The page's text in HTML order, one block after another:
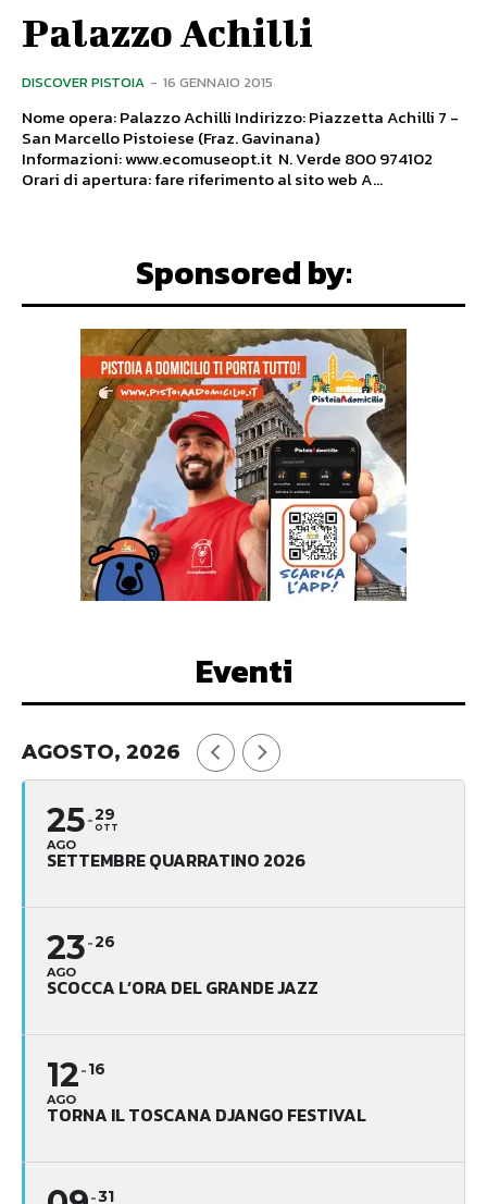
Palazzo Achilli
DISCOVER PISTOIA - 16 GENNAIO 2015
Nome opera: Palazzo Achilli Indirizzo: Piazzetta Achilli 7 -
San Marcello Pistoiese (Fraz. Gavinana)
Informazioni: www.ecomuseopt.it N. Verde 800 974102
Orari di apertura: fare riferimento al sito web A...
Sponsored by:
Eventi
AGOSTO, 2026
25
AGO
29
OTT
SETTEMBRE QUARRATINO 2026
23
AGO
26
SCOCCA L’ORA DEL GRANDE JAZZ
12
AGO
16
TORNA IL TOSCANA DJANGO FESTIVAL
31